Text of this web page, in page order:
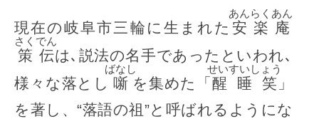
現在の岐阜市三輪に生まれた 安楽
あんらく
庵
あん
策伝
さくでん
は､説法の名手であったといわれ､
様々な落とし 噺
ばなし
を集めた「 醒睡笑
せいすいしょう
」
を著し、“落語の祖”と呼ばれるようにな